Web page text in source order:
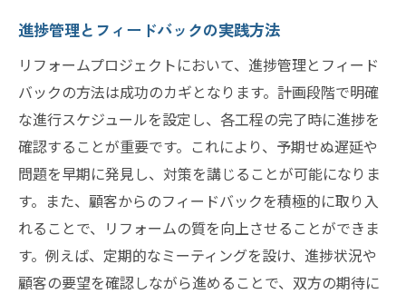
進捗管理とフィードバックの実践方法
リフォームプロジェクトにおいて、進捗管理とフィード
バックの方法は成功のカギとなります。計画段階で明確
な進行スケジュールを設定し、各工程の完了時に進捗を
確認することが重要です。これにより、予期せぬ遅延や
問題を早期に発見し、対策を講じることが可能になりま
す。また、顧客からのフィードバックを積極的に取り入
れることで、リフォームの質を向上させることができま
す。例えば、定期的なミーティングを設け、進捗状況や
顧客の要望を確認しながら進めることで、双方の期待に